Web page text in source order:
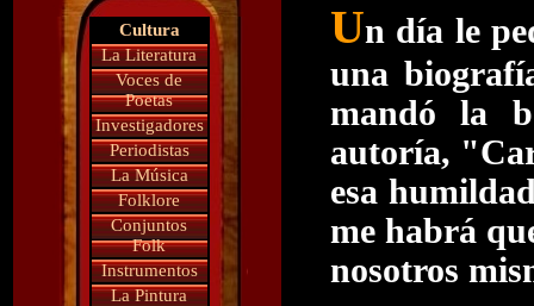
Cultura
La Literatura
Voces de
Poetas
Investigadores
Periodistas
La Música
Folklore
Conjuntos
Folk
Instrumentos
La Pintura
Un día le
una
mandó la
autoría,
esa
me habrá
nosotros